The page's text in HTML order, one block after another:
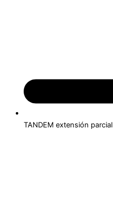
TANDEM extensión parcial